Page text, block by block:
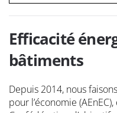
Efficacité
bâtiments
Depuis 2014, nous
pour l’économie